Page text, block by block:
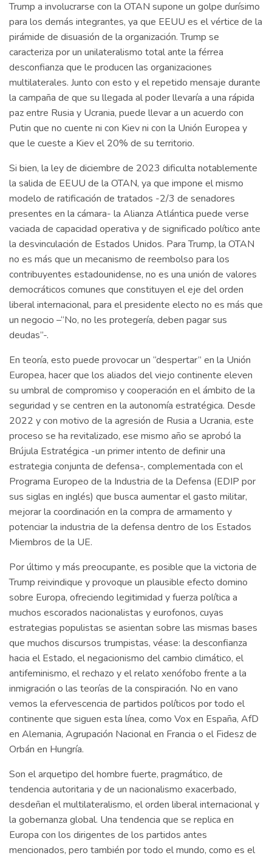
Trump a involucrarse con la OTAN supone un golpe durísimo
para los demás integrantes, ya que EEUU es el vértice de la
pirámide de disuasión de la organización. Trump se
caracteriza por un unilateralismo total ante la férrea
desconfianza que le producen las organizaciones
multilaterales. Junto con esto y el repetido mensaje durante
la campaña de que su llegada al poder llevaría a una rápida
paz entre Rusia y Ucrania, puede llevar a un acuerdo con
Putin que no cuente ni con Kiev ni con la Unión Europea y
que le cueste a Kiev el 20% de su territorio.
Si bien, la ley de diciembre de 2023 dificulta notablemente
la salida de EEUU de la OTAN, ya que impone el mismo
modelo de ratificación de tratados -2/3 de senadores
presentes en la cámara- la Alianza Atlántica puede verse
vaciada de capacidad operativa y de significado político ante
la desvinculación de Estados Unidos. Para Trump, la OTAN
no es más que un mecanismo de reembolso para los
contribuyentes estadounidense, no es una unión de valores
democráticos comunes que constituyen el eje del orden
liberal internacional, para el presidente electo no es más que
un negocio –“No, no les protegería, deben pagar sus
deudas”-.
En teoría, esto puede provocar un “despertar” en la Unión
Europea, hacer que los aliados del viejo continente eleven
su umbral de compromiso y cooperación en el ámbito de la
seguridad y se centren en la autonomía estratégica. Desde
2022 y con motivo de la agresión de Rusia a Ucrania, este
proceso se ha revitalizado, ese mismo año se aprobó la
Brújula Estratégica -un primer intento de definir una
estrategia conjunta de defensa-, complementada con el
Programa Europeo de la Industria de la Defensa (EDIP por
sus siglas en inglés) que busca aumentar el gasto militar,
mejorar la coordinación en la compra de armamento y
potenciar la industria de la defensa dentro de los Estados
Miembros de la UE.
Por último y más preocupante, es posible que la victoria de
Trump reivindique y provoque un plausible efecto domino
sobre Europa, ofreciendo legitimidad y fuerza política a
muchos escorados nacionalistas y eurofonos, cuyas
estrategias populistas se asientan sobre las mismas bases
que muchos discursos trumpistas, véase: la desconfianza
hacia el Estado, el negacionismo del cambio climático, el
antifeminismo, el rechazo y el relato xenófobo frente a la
inmigración o las teorías de la conspiración. No en vano
vemos la efervescencia de partidos políticos por todo el
continente que siguen esta línea, como Vox en España, AfD
en Alemania, Agrupación Nacional en Francia o el Fidesz de
Orbán en Hungría.
Son el arquetipo del hombre fuerte, pragmático, de
tendencia autoritaria y de un nacionalismo exacerbado,
desdeñan el multilateralismo, el orden liberal internacional y
la gobernanza global. Una tendencia que se replica en
Europa con los dirigentes de los partidos antes
mencionados, pero también por todo el mundo, como es el